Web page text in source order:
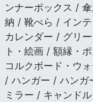
ンナーボックス /
納 / 靴べら / イン
カレンダー / グリ
ト・絵画 / 額縁・
コルクボード・ウ
/ ハンガー / ハンガ
ミラー / キャンド